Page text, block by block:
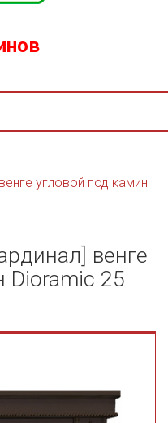
угловой под камин
венге
Dioramic 25